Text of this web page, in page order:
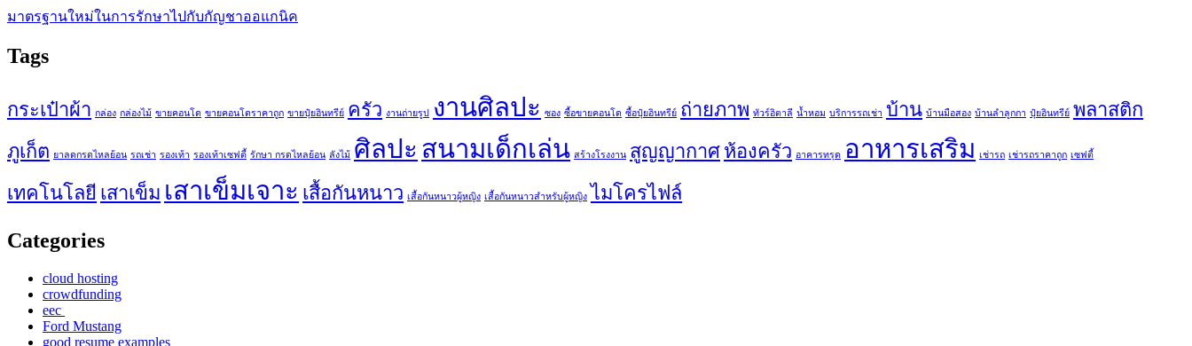
มาตรฐานใหม่ในการรักษาไปกับกัญชาออแกนิค
Tags
กระเป๋าผ้า กล่อง กล่องไม้ ขายคอนโด ขายคอนโดราคาถูก ขายปุ๋ยอินทรีย์ ครัว งานถ่ายรูป งานศิลปะ ซอง ซื้อขายคอนโด ซื้อปุ๋ยอินทรีย์ ถ่ายภาพ ทัวร์อิตาลี น้ำหอม บริการรถเช่า บ้าน บ้านมือสอง บ้านลำลูกกา ปุ๋ยอินทรีย์ พลาสติก
ภูเก็ต ยาลดกรดไหลย้อน รถเช่า รองเท้า รองเท้าเซฟตี้ รักษา กรดไหลย้อน ลังไม้ ศิลปะ สนามเด็กเล่น สร้างโรงงาน สูญญากาศ ห้องครัว อาคารทรุด อาหารเสริม เช่ารถ เช่ารถราคาถูก เซฟตี้
เทคโนโลยี เสาเข็ม เสาเข็มเจาะ เสื้อกันหนาว เสื้อกันหนาวผู้หญิง เสื้อกันหนาวสำหรับผู้หญิง ไมโครไฟล์
Categories
cloud hosting
crowdfunding
eec
Ford Mustang
good resume examples